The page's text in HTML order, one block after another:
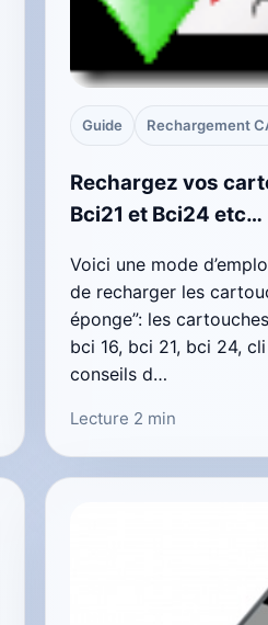
Guide Rechargement
Rechargez vos
Bci21 et Bci24 etc…
Voici une mode
de recharger les
éponge”: les
bci 16, bci 21, bci 24,
conseils d…
Lecture 2 min